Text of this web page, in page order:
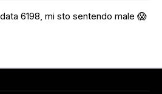
6198, mi sto sentendo male 😱